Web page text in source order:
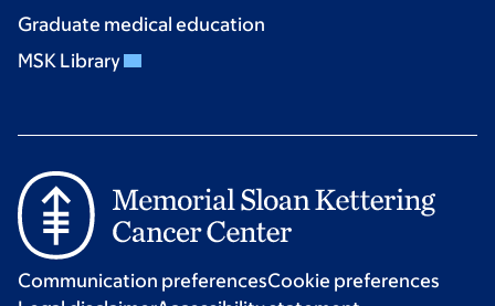
Graduate medical education
MSK Library
Communication preferencesCookie preferences